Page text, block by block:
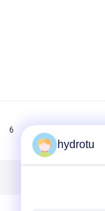
6
hydrotu